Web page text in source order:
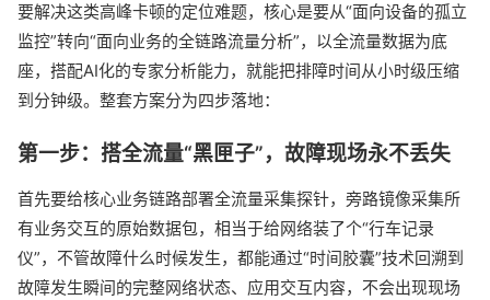
要解决这类高峰卡顿的定位难题，核心是要从“面向设备的孤立
监控”转向“面向业务的全链路流量分析”，以全流量数据为底
座，搭配AI化的专家分析能力，就能把排障时间从小时级压缩
到分钟级。整套方案分为四步落地：
第一步：搭全流量“黑匣子”，故障现场永不丢失
首先要给核心业务链路部署全流量采集探针，旁路镜像采集所
有业务交互的原始数据包，相当于给网络装了个“行车记录
仪”，不管故障什么时候发生，都能通过“时间胶囊”技术回溯到
故障发生瞬间的完整网络状态、应用交互内容，不会出现现场